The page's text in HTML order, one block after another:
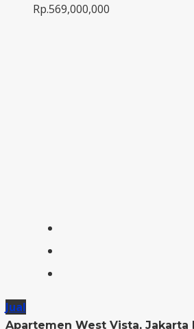
Rp.569,000,000
Jual
Apartemen West Vista, Jakarta